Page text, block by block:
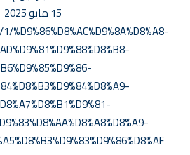
15 مايو 2025